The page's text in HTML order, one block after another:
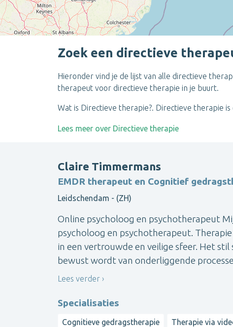
Zoek een directieve
Hieronder vind je de lijst van alle directieve
therapeut voor directieve therapie in je buurt.
Wat is Directieve therapie?. Directieve therapie
Lees meer over Directieve therapie
Claire Timmermans
EMDR therapeut en Cognitief
Leidschendam - (ZH)
Online psycholoog en psychotherapeut
psycholoog en psychotherapeut.
in een vertrouwde en veilige sfeer. Het
bewust wordt van onderliggende
Lees verder
Specialisaties
Cognitieve gedragstherapie Therapie via